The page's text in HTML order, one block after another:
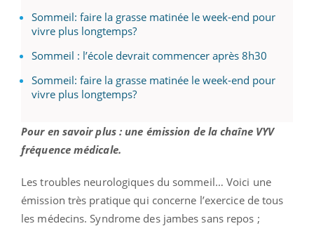
Sommeil: faire la grasse matinée le week-end pour
vivre plus longtemps?
Sommeil : l’école devrait commencer après 8h30
Sommeil: faire la grasse matinée le week-end pour
vivre plus longtemps?
Pour en savoir plus : une émission de la chaîne VYV
fréquence médicale.
Les troubles neurologiques du sommeil… Voici une
émission très pratique qui concerne l’exercice de tous
les médecins. Syndrome des jambes sans repos ;